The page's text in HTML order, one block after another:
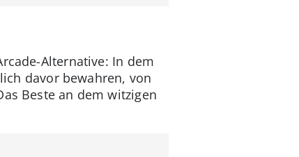
Alternative: In dem
davor bewahren, von
Beste an dem witzigen